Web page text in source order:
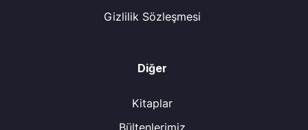
Gizlilik Sözleşmesi
Diğer
Kitaplar
Bültenlerimiz